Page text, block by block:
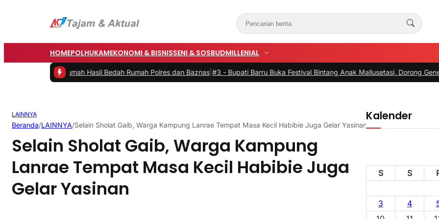
HOMEPOLHUKAMEKONOMI & BISNISSENI & SOSBUDMILLENIAL
Rumah Hasil Bedah Rumah Polres dan Baznas|#3 - Bupati Barru Buka Festival Bintang Anak Mallusetasi, Dorong Generasi Kreatif
LAINNYA
Beranda/LAINNYA/Selain Sholat Gaib, Warga Kampung Lanrae Tempat Masa Kecil Habibie Juga Gelar Yasinan
Selain Sholat Gaib, Warga Kampung
Lanrae Tempat Masa Kecil Habibie Juga
Gelar Yasinan
Kalender
S
S
3
4